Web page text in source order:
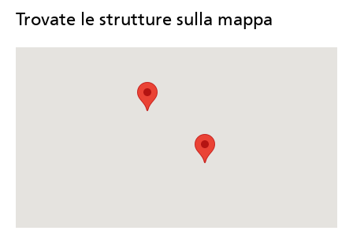
Trovate le strutture sulla mappa